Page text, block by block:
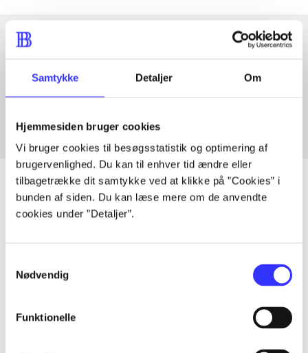
Samtykke Detaljer Om
Hjemmesiden bruger cookies
Vi bruger cookies til besøgsstatistik og optimering af
brugervenlighed. Du kan til enhver tid ændre eller
tilbagetrække dit samtykke ved at klikke på ”Cookies” i
bunden af siden. Du kan læse mere om de anvendte
cookies under ”Detaljer”.
Nødvendig
Funktionelle
Artikler med samme emner